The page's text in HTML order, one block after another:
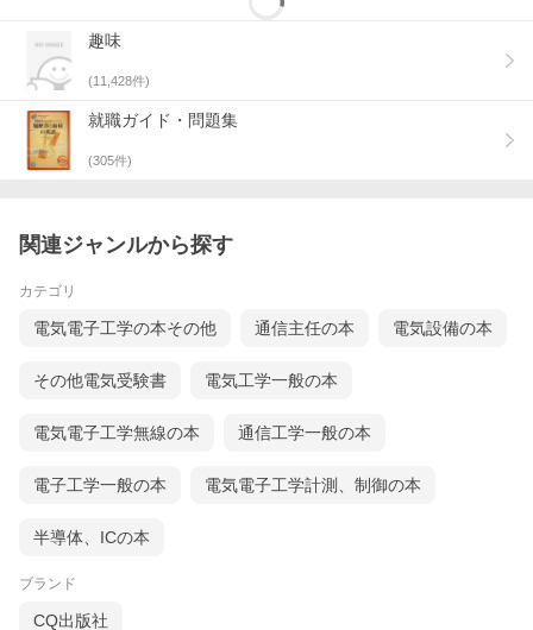
趣味
(11,428件)
就職ガイド・問題集
(305件)
関連ジャンルから探す
カテゴリ
電気電子工学の本その他 通信主任の本 電気設備の本
その他電気受験書 電気工学一般の本
電気電子工学無線の本 通信工学一般の本
電子工学一般の本 電気電子工学計測、制御の本
半導体、ICの本
ブランド
CQ出版社